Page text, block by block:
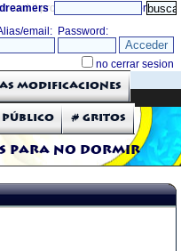
and it probably will» directorio
para no dormir
modificaciones
Público # Gritos